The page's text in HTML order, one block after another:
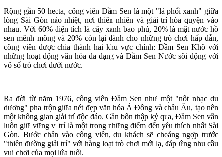
Rộng gần 50 hecta, công viên Đầm Sen là một "lá phổi xanh" giữa
lòng Sài Gòn náo nhiệt, nơi thiên nhiên và giải trí hòa quyện vào
nhau. Với 60% diện tích là cây xanh bao phủ, 20% là mặt nước hồ
sen mênh mông và 20% còn lại dành cho những trò chơi hấp dẫn,
công viên được chia thành hai khu vực chính: Đầm Sen Khô với
những hoạt động văn hóa đa dạng và Đầm Sen Nước sôi động với
vô số trò chơi dưới nước.
Ra đời từ năm 1976, công viên Đầm Sen như một "nốt nhạc du
dương" pha trộn giữa nét đẹp văn hóa Á Đông và châu Âu, tạo nên
một không gian giải trí độc đáo. Gần bốn thập kỷ qua, Đầm Sen vẫn
luôn giữ vững vị trí là một trong những điểm đến yêu thích nhất Sài
Gòn. Bước chân vào công viên, du khách sẽ choáng ngợp trước
"thiên đường giải trí" với hàng loạt trò chơi mới lạ, đáp ứng nhu cầu
vui chơi của mọi lứa tuổi.